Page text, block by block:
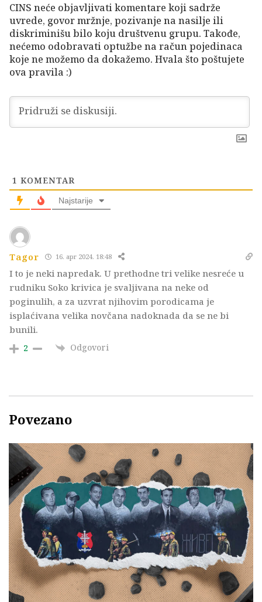
CINS neće objavljivati komentare koji sadrže
uvrede, govor mržnje, pozivanje na nasilje ili
diskriminišu bilo koju društvenu grupu. Takođe,
nećemo odobravati optužbe na račun pojedinaca
koje ne možemo da dokažemo. Hvala što poštujete
ova pravila :)
1 KOMENTAR
Najstarije
Tagor 16. apr 2024. 18:48
I to je neki napredak. U prethodne tri velike nesreće u
rudniku Soko krivica je svaljivana na neke od
poginulih, a za uzvrat njihovim porodicama je
isplaćivana velika novčana nadoknada da se ne bi
bunili.
2 Odgovori
Povezano